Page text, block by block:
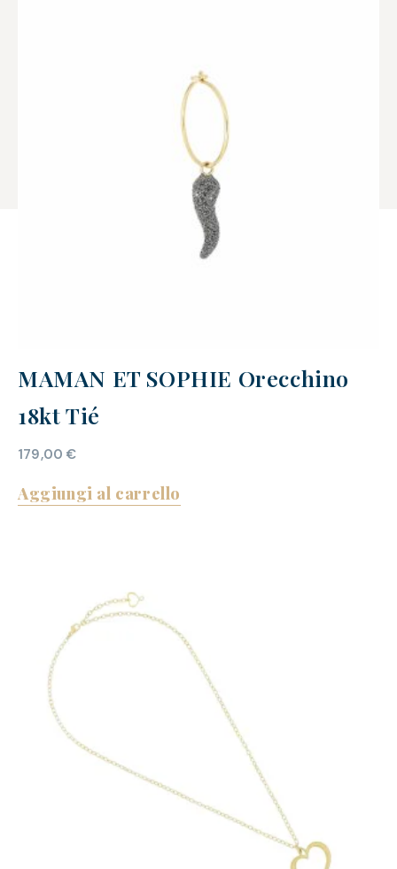
MAMAN ET SOPHIE Orecchino
18kt Tié
179,00€
Aggiungi al carrello